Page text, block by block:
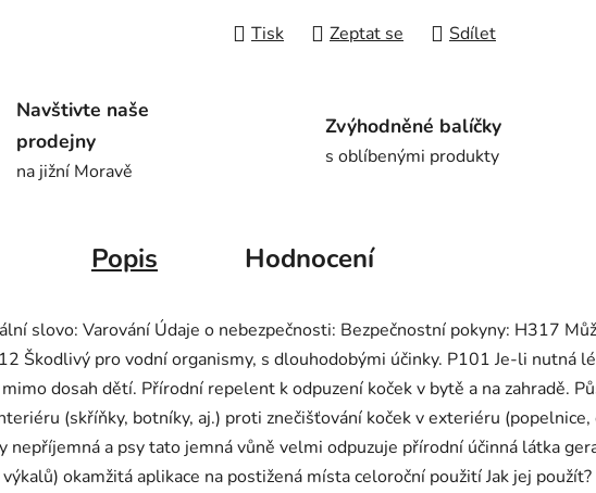
Tisk Zeptat se Sdílet
Navštivte naše
prodejny
na jižní Moravě
Zvýhodněné balíčky
s oblíbenými produkty
Popis Hodnocení
slovo: Varování Údaje o nebezpečnosti: Bezpečnostní pokyny: H317
Škodlivý pro vodní organismy, s dlouhodobými účinky. P101 Je-li nutná
dosah dětí. Přírodní repelent k odpuzení koček v bytě a na zahradě.
(skříňky, botníky, aj.) proti znečišťování koček v exteriéru (popelnice,
nepříjemná a psy tato jemná vůně velmi odpuzuje přírodní účinná látka
okamžitá aplikace na postižená místa celoroční použití Jak jej